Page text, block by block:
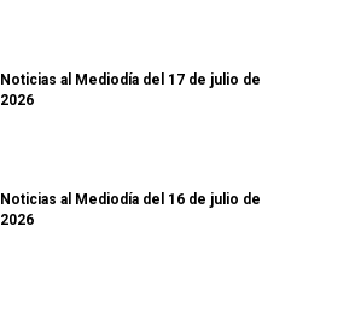
Noticias al Mediodía del 17 de julio de
2026
Noticias al Mediodía del 16 de julio de
2026